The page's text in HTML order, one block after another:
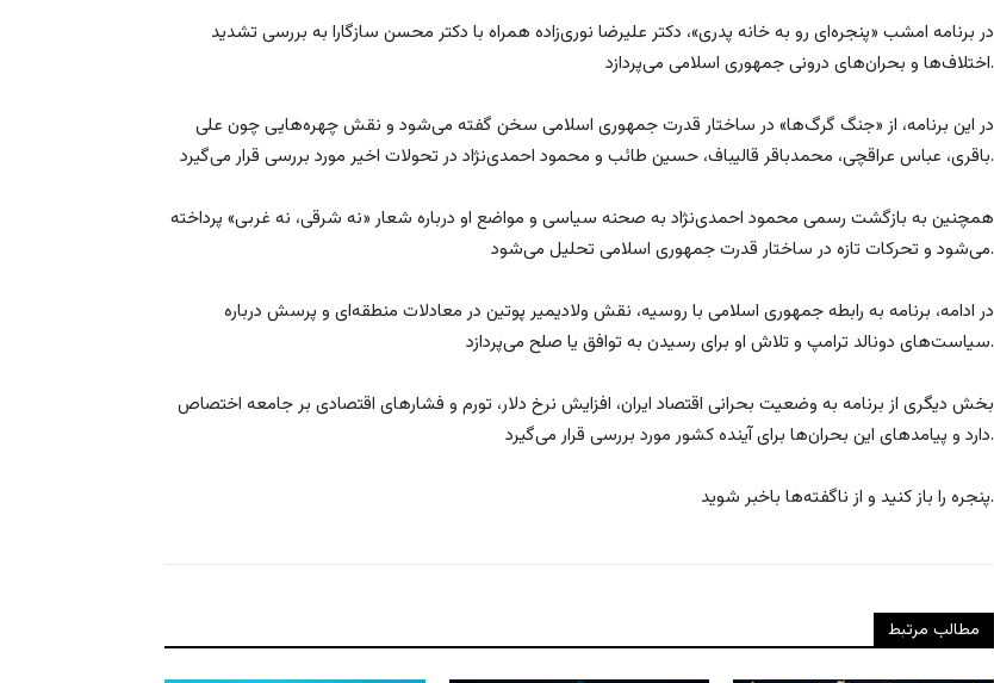
در برنامه امشب «پنجره‌ای رو به خانه پدری»، دکتر علیرضا نوری‌زاده همراه با دکتر محسن سازگارا به بررسی تشدید
اختلاف‌ها و بحران‌های درونی جمهوری اسلامی می‌پردازد.
در این برنامه، از «جنگ گرگ‌ها» در ساختار قدرت جمهوری اسلامی سخن گفته می‌شود و نقش چهره‌هایی چون علی
باقری، عباس عراقچی، محمدباقر قالیباف، حسین طائب و محمود احمدی‌نژاد در تحولات اخیر مورد بررسی قرار می‌گیرد.
همچنین به بازگشت رسمی محمود احمدی‌نژاد به صحنه سیاسی و مواضع او درباره شعار «نه شرقی، نه غربی» پرداخته
می‌شود و تحرکات تازه در ساختار قدرت جمهوری اسلامی تحلیل می‌شود.
در ادامه، برنامه به رابطه جمهوری اسلامی با روسیه، نقش ولادیمیر پوتین در معادلات منطقه‌ای و پرسش درباره
سیاست‌های دونالد ترامپ و تلاش او برای رسیدن به توافق یا صلح می‌پردازد.
بخش دیگری از برنامه به وضعیت بحرانی اقتصاد ایران، افزایش نرخ دلار، تورم و فشارهای اقتصادی بر جامعه اختصاص
دارد و پیامدهای این بحران‌ها برای آینده کشور مورد بررسی قرار می‌گیرد.
پنجره را باز کنید و از ناگفته‌ها باخبر شوید.
مطالب مرتبط